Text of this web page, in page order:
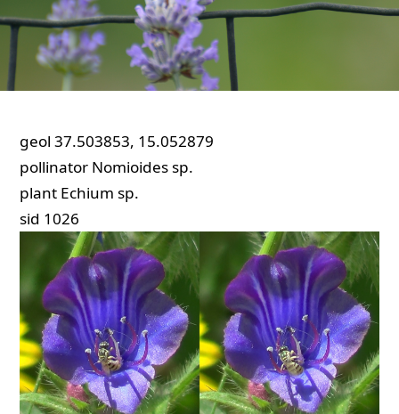
geol 37.503853, 15.052879
pollinator Nomioides sp.
plant Echium sp.
sid 1026